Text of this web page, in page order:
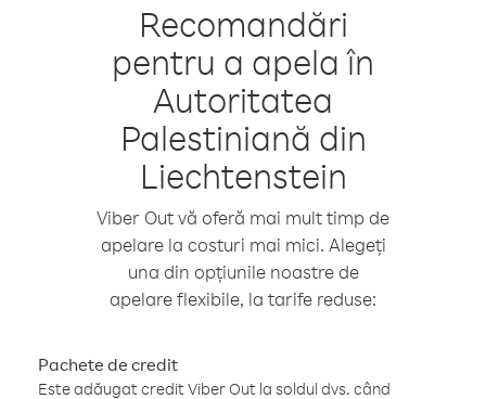
Recomandări
pentru a apela în
Autoritatea
Palestiniană din
Liechtenstein
Viber Out vă oferă mai mult timp de
apelare la costuri mai mici. Alegeți
una din opțiunile noastre de
apelare flexibile, la tarife reduse:
Pachete de credit
Este adăugat credit Viber Out la soldul dvs. când